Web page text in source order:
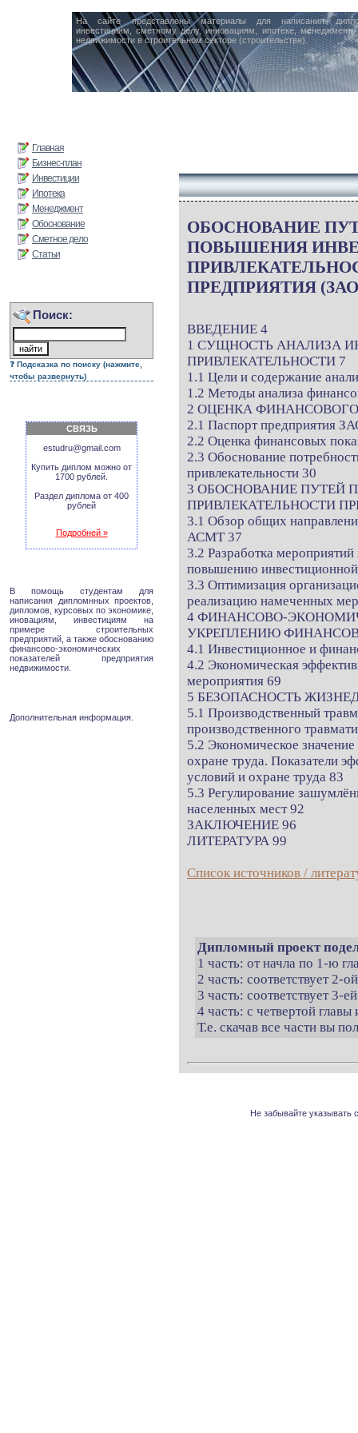
На сайте представлены материалы для написания
инвестициям, сметному делу, инновациям, ипотеке,
недвижимости в строительном секторе (строительстве).
Главная
Бизнес-план
Инвестиции
Ипотека
Менеджмент
Обоснование
Сметное дело
Статьи
Поиск:
Подсказка по поиску (нажмите,
чтобы развернуть)
СВЯЗЬ
estudru@gmail.com
Купить диплом можно от
1700 рублей.
Раздел диплома от 400
рублей
Подробней »
В помощь студентам для
написания дипломнных проектов,
дипломов, курсовых по экономике,
иновациям, инвестициям на
примере строительных
предприятий, а также обоснованию
финансово-экономических
показателей предприятия
недвижимости.
Дополнительная информация.
ОБОСНОВАНИЕ
ПОВЫШЕНИЯ
ПРЕДПРИЯТИЯ
ВВЕДЕНИЕ 4
1 СУЩНОСТЬ АНАЛИЗА
ПРИВЛЕКАТЕЛЬНОСТИ 7
1.1 Цели и содержание
1.2 Методы анализа
2 ОЦЕНКА
2.1 Паспорт предприятия
2.2 Оценка финансовых
2.3 Обоснование
привлекательности 30
3 ОБОСНОВАНИЕ ПУТЕЙ
ПРИВЛЕКАТЕЛЬНОСТИ
3.1 Обзор общих
АСМТ 37
3.2 Разработка
повышению
3.3 Оптимизация
реализацию намеченных
4 ФИНАНСОВО-
УКРЕПЛЕНИЮ
4.1 Инвестиционное и
4.2 Экономическая
мероприятия 69
5 БЕЗОПАСНОСТЬ
5.1 Производственный
производственного
5.2 Экономическое
охране труда. Показатели
условий и охране труда 83
5.3 Регулирование
населенных мест 92
ЗАКЛЮЧЕНИЕ 96
ЛИТЕРАТУРА 99
Список источников /
Дипломный проект
1 часть: от начла по 1-ю
2 часть: соответствует 2-
3 часть: соответствует 3-
4 часть: с четвертой
Т.е. скачав все части вы
Не забывайте указывать